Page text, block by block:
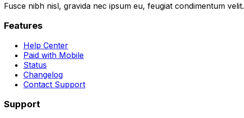
Fusce nibh nisl, gravida nec ipsum eu, feugiat condimentum velit.
Features
Help Center
Paid with Mobile
Status
Changelog
Contact Support
Support